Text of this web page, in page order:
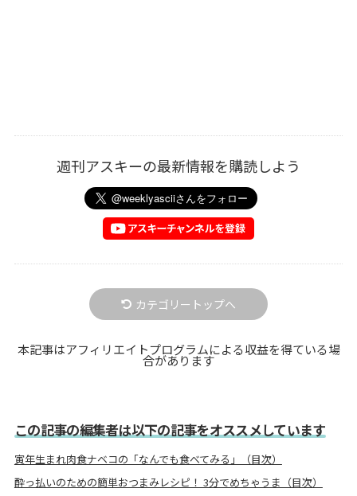
週刊アスキーの最新情報を購読しよう
カテゴリートップへ
本記事はアフィリエイトプログラムによる収益を得ている場
合があります
この記事の編集者は以下の記事をオススメしています
寅年生まれ肉食ナベコの「なんでも食べてみる」（目次）
酔っ払いのための簡単おつまみレシピ！ 3分でめちゃうま（目次）